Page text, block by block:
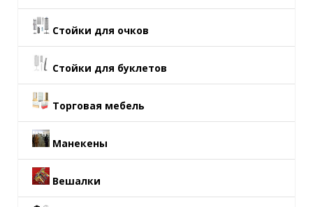
Стойки для очков
Стойки для буклетов
Торговая мебель
Манекены
Вешалки